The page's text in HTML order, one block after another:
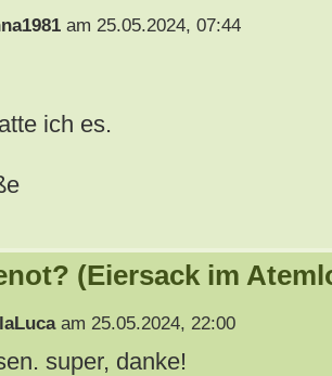
am 25.05.2024, 07:44
ich es.
(Eiersack im
am 25.05.2024, 22:00
super, danke!